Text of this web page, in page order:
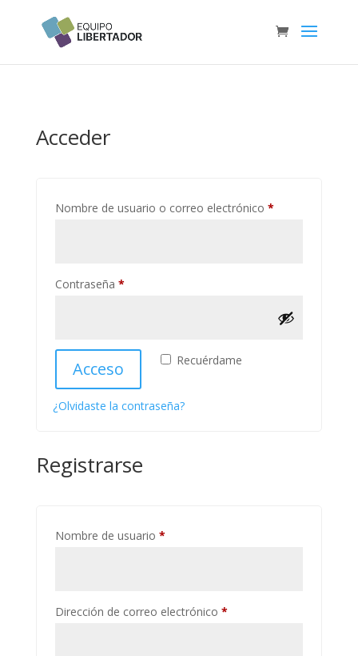
Acceder
Nombre de usuario o correo electrónico *Obligatorio
Contraseña *Obligatorio
Recuérdame
Acceso
¿Olvidaste la contraseña?
Registrarse
Nombre de usuario *Obligatorio
Dirección de correo electrónico *Obligatorio